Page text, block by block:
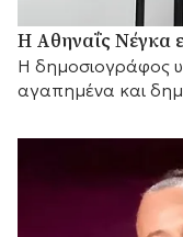
Η Αθηναΐς Νέγκα
H δημοσιογράφος
αγαπημένα και